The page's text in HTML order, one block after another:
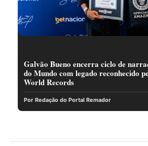
Galvão Bueno encerra ciclo de
do Mundo com legado reconhecido
World Records
Por Redação do Portal Remador